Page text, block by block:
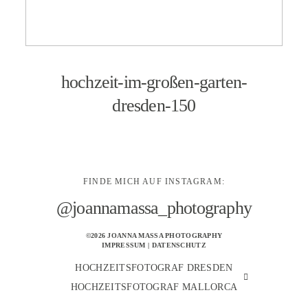
hochzeit-im-großen-garten-
dresden-150
FINDE MICH AUF INSTAGRAM:
@joannamassa_photography
©2026 JOANNA MASSA PHOTOGRAPHY
IMPRESSUM | DATENSCHUTZ
HOCHZEITSFOTOGRAF DRESDEN
HOCHZEITSFOTOGRAF MALLORCA